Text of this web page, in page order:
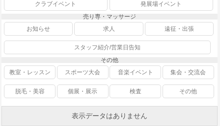
クラブイベント
発展場イベント
売り専・マッサージ
お知らせ
求人 遠征・出張
スタッフ紹介/営業日告知
その他
教室・レッスン
スポーツ大会 音楽イベント 集会・交流会
脱毛・美容 個展・展示 検査 その他
表示データはありません